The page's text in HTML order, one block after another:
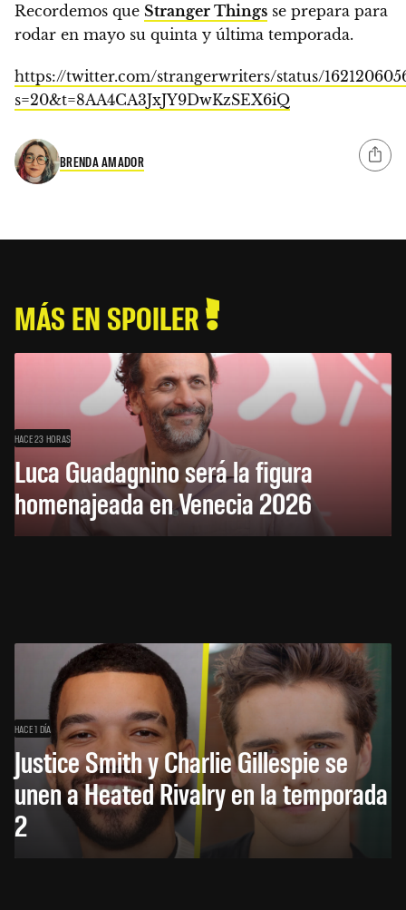
Recordemos que Stranger Things se prepara para
rodar en mayo su quinta y última temporada.
https://twitter.com/strangerwriters/status/
s=20&t=8AA4CA3JxJY9DwKzSEX6iQ
BRENDA AMADOR
MÁS EN SPOILER
HACE 23 HORAS
Luca Guadagnino será la figura
homenajeada en Venecia 2026
HACE 1 DÍA
Justice Smith y Charlie Gillespie se
unen a Heated Rivalry en la temporada
2